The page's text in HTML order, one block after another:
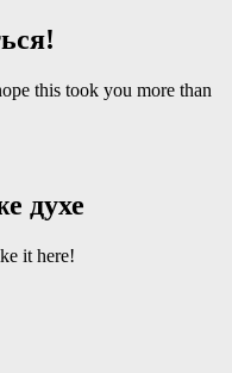
this took you more than
духе
it here!